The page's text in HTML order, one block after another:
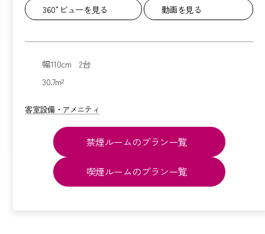
360°ビューを見る 動画を見る
幅110cm 2台
30.7m²
客室設備・アメニティ
禁煙ルームのプラン一覧
喫煙ルームのプラン一覧